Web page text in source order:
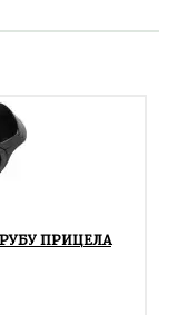
ПРИЦЕЛА